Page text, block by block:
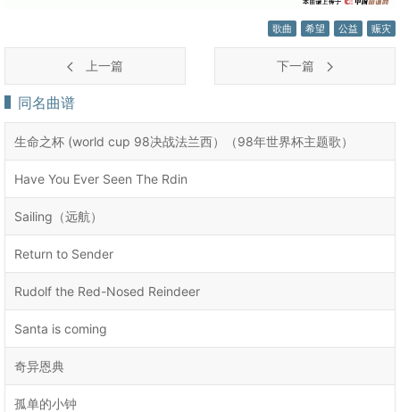
歌曲 希望 公益 赈灾
上一篇 下一篇
同名曲谱
生命之杯 (world cup 98决战法兰西）（98年世界杯主题歌）
Have You Ever Seen The Rdin
Sailing（远航）
Return to Sender
Rudolf the Red-Nosed Reindeer
Santa is coming
奇异恩典
孤单的小钟